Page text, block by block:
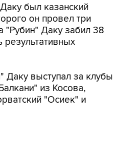
был казанский
он провел три
"Рубин" Даку забил 38
результативных
Даку выступал за клубы
из Косова,
"Осиек" и